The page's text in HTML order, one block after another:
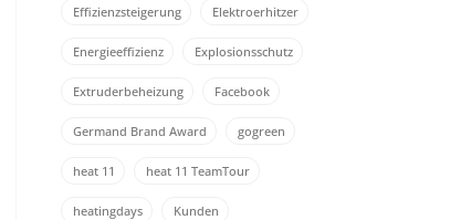
Effizienzsteigerung Elektroerhitzer
Energieeffizienz Explosionsschutz
Extruderbeheizung Facebook
Germand Brand Award gogreen
heat 11 heat 11 TeamTour
heatingdays Kunden